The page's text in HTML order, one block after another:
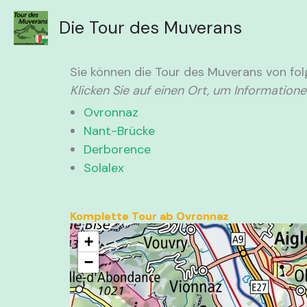
Aller
contenu
Die Tour des Muverans
Sie können die Tour des Muverans von
Klicken Sie auf einen Ort, um
Ovronnaz
Nant-Brücke
Derborence
Solalex
Komplette Tour ab Ovronnaz
+
−